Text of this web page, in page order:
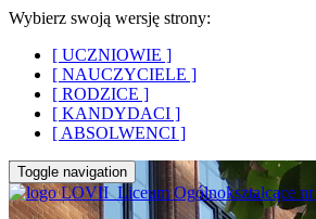
Wybierz swoją wersję strony:
[ UCZNIOWIE ]
[ NAUCZYCIELE ]
[ RODZICE ]
[ KANDYDACI ]
[ ABSOLWENCI ]
Toggle navigation
Liceum Ogólnokształcące